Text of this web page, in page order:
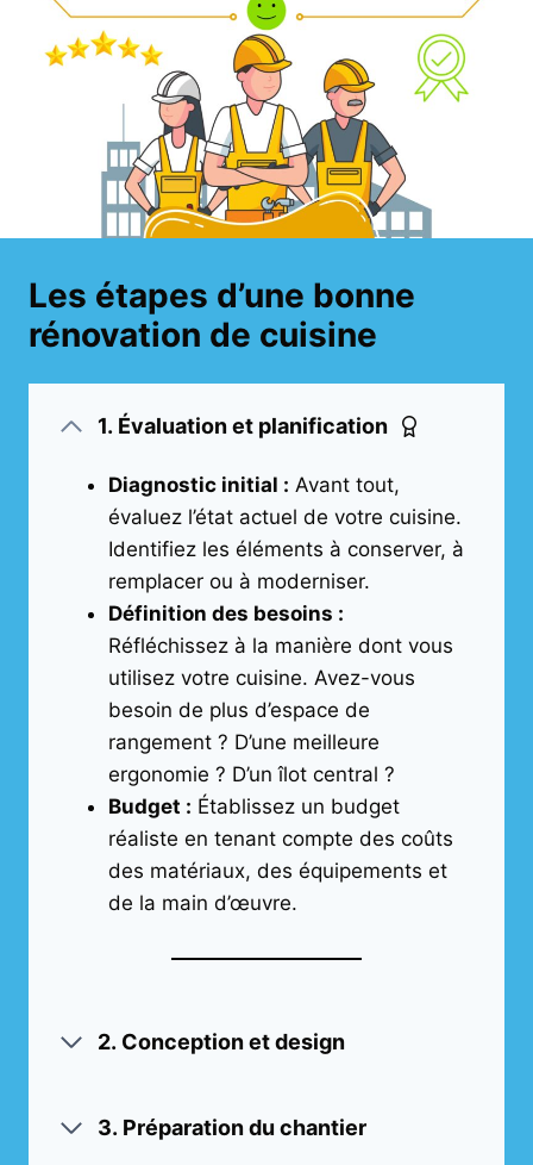
Les étapes d’une bonne
rénovation de cuisine
1. Évaluation et planification
Diagnostic initial : Avant tout,
évaluez l’état actuel de votre cuisine.
Identifiez les éléments à conserver, à
remplacer ou à moderniser.
Définition des besoins :
Réfléchissez à la manière dont vous
utilisez votre cuisine. Avez-vous
besoin de plus d’espace de
rangement ? D’une meilleure
ergonomie ? D’un îlot central ?
Budget : Établissez un budget
réaliste en tenant compte des coûts
des matériaux, des équipements et
de la main d’œuvre.
2. Conception et design
3. Préparation du chantier